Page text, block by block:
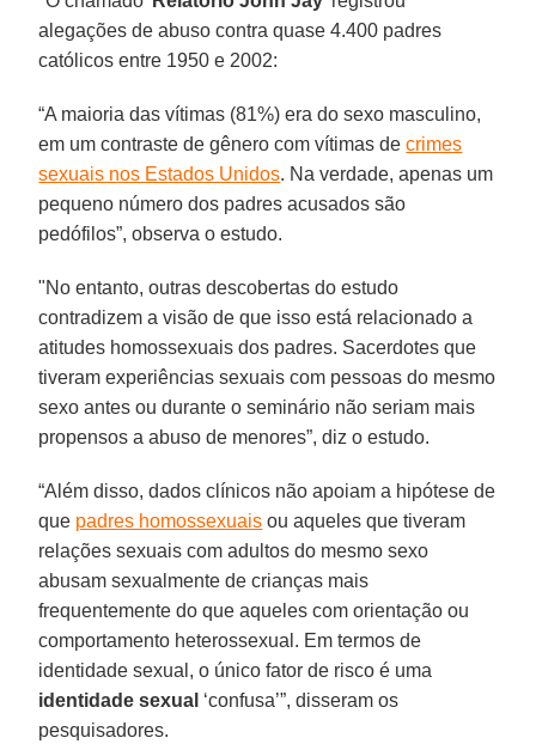
alegações de abuso contra quase 4.400 padres
católicos entre 1950 e 2002:
“A maioria das vítimas (81%) era do sexo masculino,
em um contraste de gênero com vítimas decrimes
sexuais nos Estados Unidos. Na verdade, apenas um
pequeno número dos padres acusados ​​são
pedófilos”, observa o estudo.
"No entanto, outras descobertas do estudo
contradizem a visão de que isso está relacionado a
atitudes homossexuais dos padres. Sacerdotes que
tiveram experiências sexuais com pessoas do mesmo
sexo antes ou durante o seminário não seriam mais
propensos a abuso de menores”, diz o estudo.
“Além disso, dados clínicos não apoiam a hipótese de
que padres homossexuais ou aqueles que tiveram
relações sexuais com adultos do mesmo sexo
abusam sexualmente de crianças mais
frequentemente do que aqueles com orientação ou
comportamento heterossexual. Em termos de
identidade sexual, o único fator de risco é uma
identidade sexual ‘confusa’”, disseram os
pesquisadores.